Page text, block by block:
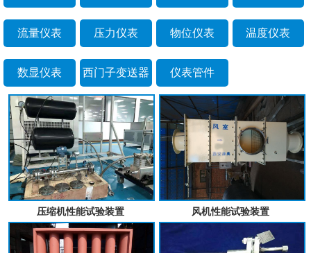
流量仪表 压力仪表 物位仪表 温度仪表
数显仪表 西门子变送器 仪表管件
压缩机性能试验装置 风机性能试验装置